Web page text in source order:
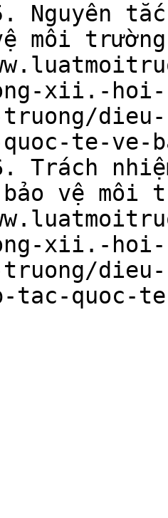
Nguyên
môi
xii.-hoi-
truong/
te-ve-
Trách
vệ môi
xii.-hoi-
truong/